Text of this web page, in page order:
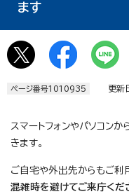
ます
ページ番号1010935 更新
スマートフォンやパソコン
きます。
ご自宅や外出先からもご利
混雑時を避けてご来庁くだ